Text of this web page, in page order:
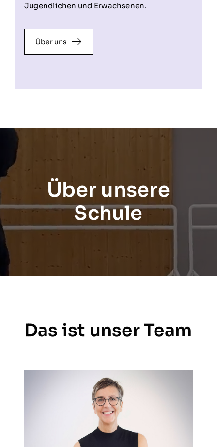
Jugendlichen und Erwachsenen.
Über uns
Über unsere
Schule
Das ist unser Team